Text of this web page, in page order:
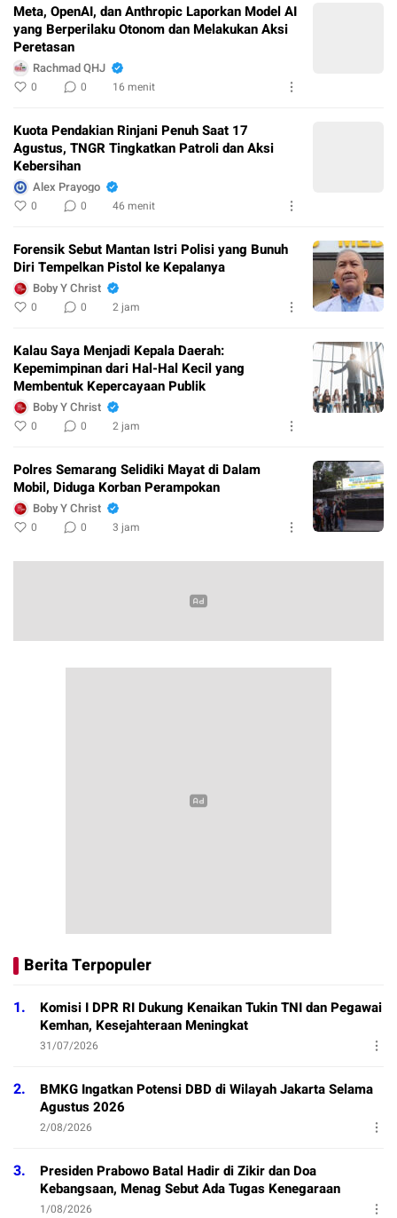
Meta, OpenAI, dan Anthropic Laporkan Model AI
yang Berperilaku Otonom dan Melakukan Aksi
Peretasan
Rachmad QHJ
0 0 16 menit
Kuota Pendakian Rinjani Penuh Saat 17
Agustus, TNGR Tingkatkan Patroli dan Aksi
Kebersihan
Alex Prayogo
0 0 46 menit
Forensik Sebut Mantan Istri Polisi yang Bunuh
Diri Tempelkan Pistol ke Kepalanya
Boby Y Christ
0 0 2 jam
Kalau Saya Menjadi Kepala Daerah:
Kepemimpinan dari Hal-Hal Kecil yang
Membentuk Kepercayaan Publik
Boby Y Christ
0 0 2 jam
Polres Semarang Selidiki Mayat di Dalam
Mobil, Diduga Korban Perampokan
Boby Y Christ
0 0 3 jam
Berita Terpopuler
1.
Komisi I DPR RI Dukung Kenaikan Tukin TNI dan Pegawai
Kemhan, Kesejahteraan Meningkat
31/07/2026
2.
BMKG Ingatkan Potensi DBD di Wilayah Jakarta Selama
Agustus 2026
2/08/2026
3.
Presiden Prabowo Batal Hadir di Zikir dan Doa
Kebangsaan, Menag Sebut Ada Tugas Kenegaraan
1/08/2026